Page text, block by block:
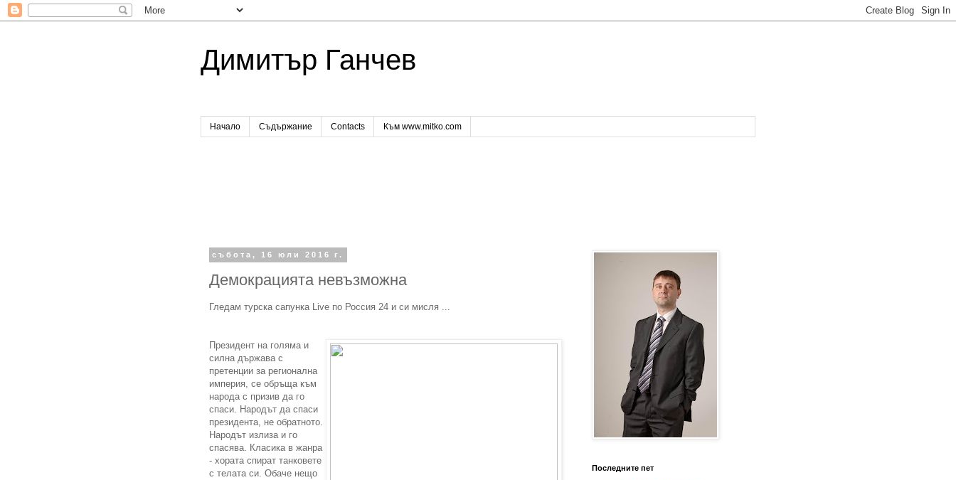
Димитър Ганчев
Начало Съдържание Contacts Към www.mitko.com
събота, 16 юли 2016 г.
Демокрацията невъзможна
Гледам турска сапунка Live по Россия 24 и си мисля ...
Президент на голяма и
силна държава с
претенции за регионална
империя, се обръща към
народа с призив да го
спаси. Народът да спаси
президента, не обратното.
Народът излиза и го
спасява. Класика в жанра
- хората спират танковете
с телата си. Обаче нещо
Последните пет